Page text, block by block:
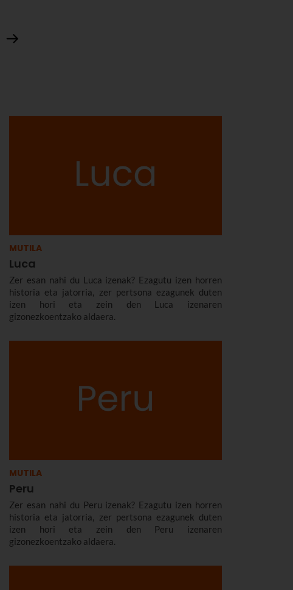
MUTILA
Luca
Zer esan nahi du Luca izenak? Ezagutu izen horren
historia eta jatorria, zer pertsona ezagunek duten
izen hori eta zein den Luca izenaren
gizonezkoentzako aldaera.
MUTILA
Peru
Zer esan nahi du Peru izenak? Ezagutu izen horren
historia eta jatorria, zer pertsona ezagunek duten
izen hori eta zein den Peru izenaren
gizonezkoentzako aldaera.